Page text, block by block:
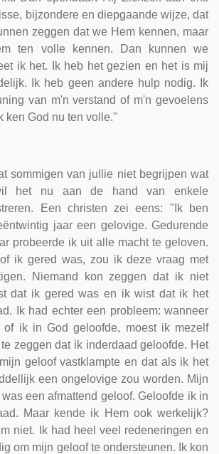
bijzondere en diepgaande wijze, dat
zeggen dat we Hem kennen, maar
ten volle kennen. Dan kunnen we
ik het. Ik heb het gezien en het is mij
Ik heb geen andere hulp nodig. Ik
van m'n verstand of m'n gevoelens
ken God nu ten volle."
sommigen van jullie niet begrijpen wat
het nu aan de hand van enkele
Een christen zei eens: "Ik ben
jaar een gelovige. Gedurende
probeerde ik uit alle macht te geloven.
ik gered was, zou ik deze vraag met
Niemand kon zeggen dat ik niet
dat ik gered was en ik wist dat ik het
Ik had echter een probleem: wanneer
of ik in God geloofde, moest ik mezelf
zeggen dat ik inderdaad geloofde. Het
geloof vastklampte en dat als ik het
een ongelovige zou worden. Mijn
een afmattend geloof. Geloofde ik in
Maar kende ik Hem ook werkelijk?
niet. Ik had heel veel redeneringen en
om mijn geloof te ondersteunen. Ik kon